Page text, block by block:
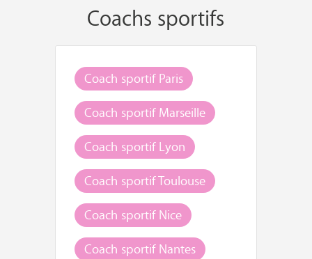
Coachs sportifs
Coach sportif Paris
Coach sportif Marseille
Coach sportif Lyon
Coach sportif Toulouse
Coach sportif Nice
Coach sportif Nantes